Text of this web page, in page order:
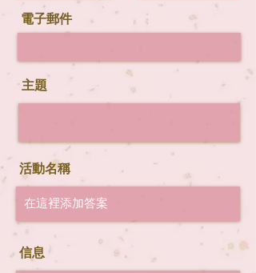
電子郵件
主題
活動名稱
信息